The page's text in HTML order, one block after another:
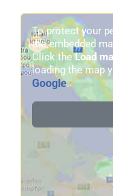
To protect your
the embedded
Click theLoad
loading the map
Google.